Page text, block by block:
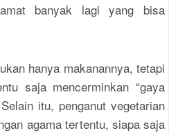
banyak lagi yang bisa
hanya makanannya, tetapi
saja mencerminkan “gaya
itu, penganut vegetarian
agama tertentu, siapa saja